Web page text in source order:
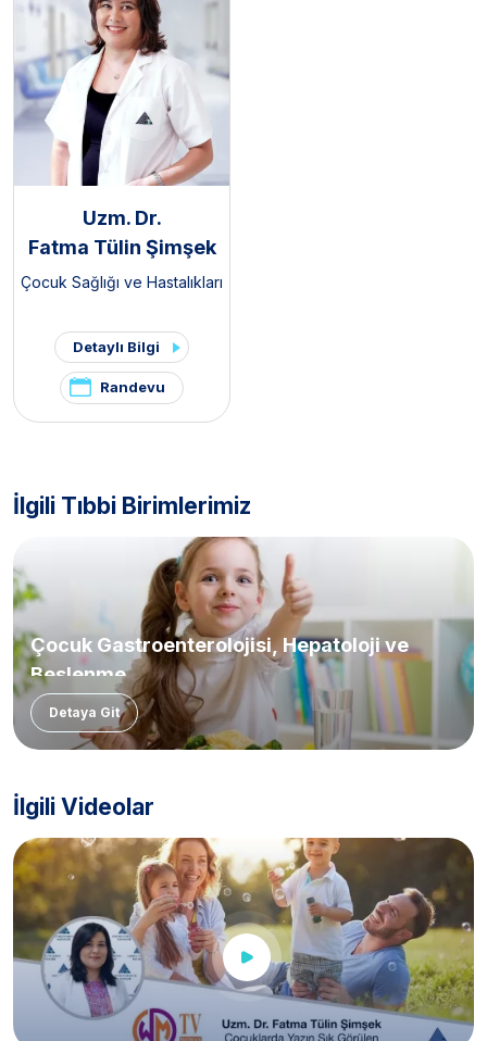
Uzm. Dr.
Fatma Tülin Şimşek
Çocuk Sağlığı ve Hastalıkları
Detaylı Bilgi
Randevu
İlgili Tıbbi Birimlerimiz
Çocuk Gastroenterolojisi, Hepatoloji ve
Beslenme
Detaya Git
İlgili Videolar